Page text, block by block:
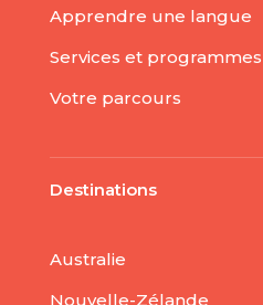
Apprendre une langue
Services et programmes
Votre parcours
Destinations
Australie
Nouvelle-Zélande